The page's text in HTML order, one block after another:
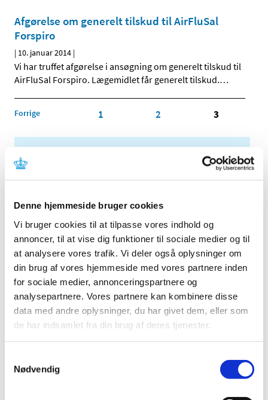
Denne hjemmeside bruger cookies
Vi bruger cookies til at tilpasse vores indhold og
annoncer, til at vise dig funktioner til sociale medier og til
at analysere vores trafik. Vi deler også oplysninger om
din brug af vores hjemmeside med vores partnere inden
for sociale medier, annonceringspartnere og
analysepartnere. Vores partnere kan kombinere disse
data med andre oplysninger, du har givet dem, eller som
de har indsamlet fra din brug af deres tjenester.
Nødvendig
Afgørelse om generelt tilskud til AirFluSal
Forspiro
| 10. januar 2014 |
Vi har truffet afgørelse i ansøgning om generelt tilskud til
AirFluSal Forspiro. Lægemidlet får generelt tilskud.…
Forrige 1 2 3
2025 (158)
2024 (224)
2023 (195)
2022 (197)
2021 (516)
2020 (263)
2019 (159)
2018 (150)
2017 (167)
2015 (33)